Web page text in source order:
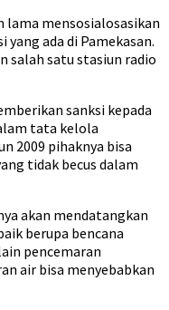
lama mensosialosasikan
ada di Pamekasan.
salah satu stasiun radio
sanksi kepada
tata kelola
2009 pihaknya bisa
tidak becus dalam
akan mendatangkan
berupa bencana
pencemaran
air bisa menyebabkan